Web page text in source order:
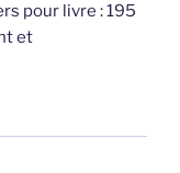
pour livre : 195
et